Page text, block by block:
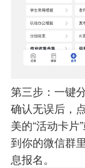
第三步：一键
确认无误后，
美的“活动卡片
到你的微信群
息报名。